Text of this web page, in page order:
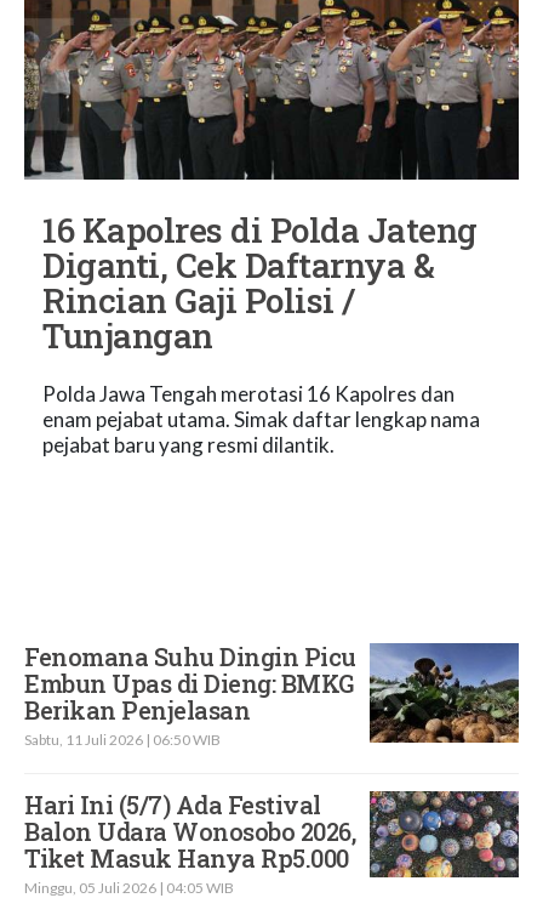
​16 Kapolres di Polda Jateng
Diganti, Cek Daftarnya &
Rincian Gaji Polisi /
Tunjangan
Polda Jawa Tengah merotasi 16 Kapolres dan
enam pejabat utama. Simak daftar lengkap nama
pejabat baru yang resmi dilantik.
Fenomana Suhu Dingin Picu
Embun Upas di Dieng: BMKG
Berikan Penjelasan
Sabtu, 11 Juli 2026 | 06:50 WIB
Hari Ini (5/7) Ada Festival
Balon Udara Wonosobo 2026,
Tiket Masuk Hanya Rp5.000
Minggu, 05 Juli 2026 | 04:05 WIB